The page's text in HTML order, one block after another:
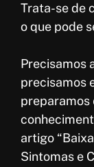
Trata-se de
o que pode
Precisamos
precisamos
preparamos
artigo
Sintomas e